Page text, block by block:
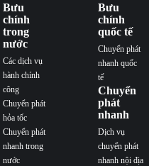
Bưu
chính
trong
nước
Các dịch vụ
hành chính
công
Chuyển phát
hỏa tốc
Chuyển phát
nhanh trong
nước
Bưu
chính
quốc tế
Chuyển phát
nhanh quốc
tế
Chuyển
phát
nhanh
Dịch vụ
chuyển phát
nhanh nội địa